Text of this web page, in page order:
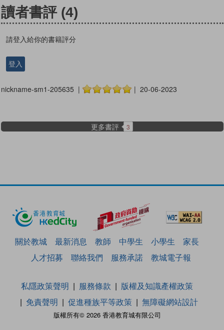
讀者書評 (4)
請登入給你的書籍評分
登入
nickname-sm1-205635 | | 20-06-2023
更多書評 3
關於教城 最新消息 教師 中學生 小學生
家長
人才招募
聯絡我們 服務承諾 教城電子報
版權所有© 2026 香港教育城有限公司
私隱政策聲明 服務條款
版權及知識產權政策
免責聲明
促進種族平等政策 無障礙網站設計